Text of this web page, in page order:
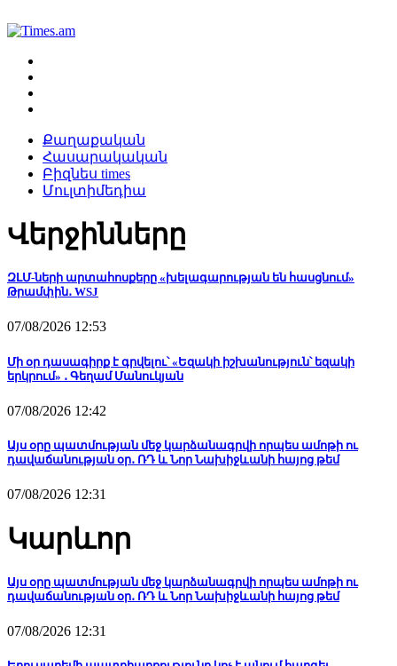
Քաղաքական
Հասարակական
Բիզնես times
Մուլտիմեդիա
Վերջինները
ԶԼՄ-ների արտահոսքերը «խելագարության են հասցնում»
Թրամփին․ WSJ
07/08/2026 12:53
Մի օր դասագիրք է գրվելու՝ «Եզակի իշխանություն՝ եզակի
երկրում» ․ Գեղամ Մանուկյան
07/08/2026 12:42
Այս օրը պատմության մեջ կարձանագրվի որպես ամոթի ու
դավաճանության օր․ ՌԴ և Նոր Նախիջևանի հայոց թեմ
07/08/2026 12:31
Կարևոր
Այս օրը պատմության մեջ կարձանագրվի որպես ամոթի ու
դավաճանության օր․ ՌԴ և Նոր Նախիջևանի հայոց թեմ
07/08/2026 12:31